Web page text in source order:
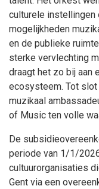
culturele instellingen
mogelijkheden
en de publieke
sterke vervlechting
draagt het zo bij aan
ecosysteem. Tot
muzikaal
of Music ten volle
De
periode van 1/1/
cultuurorganisaties
Gent via een